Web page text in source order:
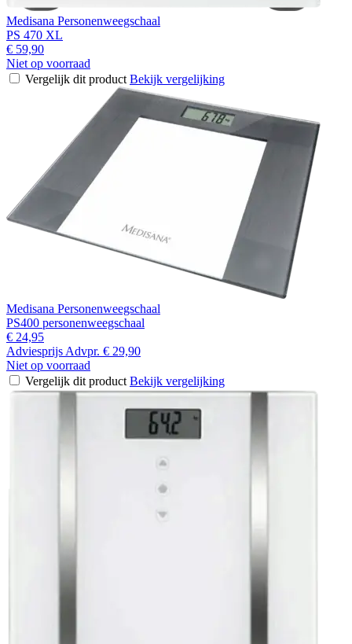
Medisana Personenweegschaal
PS 470 XL
€ 59,90
Niet op voorraad
Vergelijk dit product Bekijk vergelijking
Medisana Personenweegschaal
PS400 personenweegschaal
€ 24,95
Adviesprijs Advpr. € 29,90
Niet op voorraad
Vergelijk dit product Bekijk vergelijking